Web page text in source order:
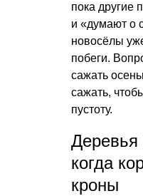
пока другие
и «думают о
новосёлы
побеги.
сажать
сажать,
пустоту.
Деревья
когда
кроны